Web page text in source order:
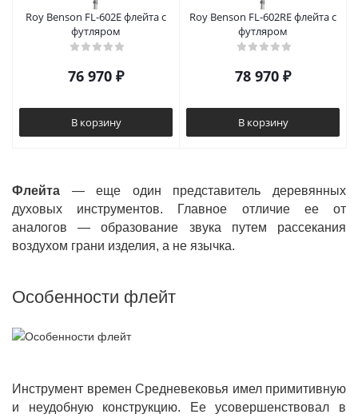
Roy Benson FL-602E флейта с
футляром
76 970 ₽
В корзину
Roy Benson FL-602RE флейта с
футляром
78 970 ₽
В корзину
Флейта — еще один представитель деревянных
духовых инструментов. Главное отличие ее от
аналогов — образование звука путем рассекания
воздухом грани изделия, а не язычка.
Особенности флейт
Инструмент времен Средневековья имел примитивную
и неудобную конструкцию. Ее усовершенствовал в